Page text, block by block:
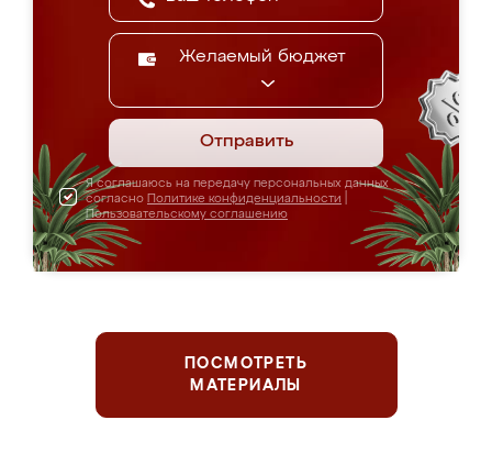
Желаемый бюджет
Отправить
Я соглашаюсь на передачу персональных данных
согласно Политике конфиденциальности
Пользовательскому соглашению
ПОСМОТРЕТЬ
МАТЕРИАЛЫ